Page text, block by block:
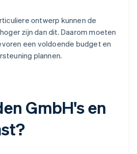
ontwerp kunnen de
zijn dan dit. Daarom moeten
een voldoende budget en
plannen.
GmbH's en